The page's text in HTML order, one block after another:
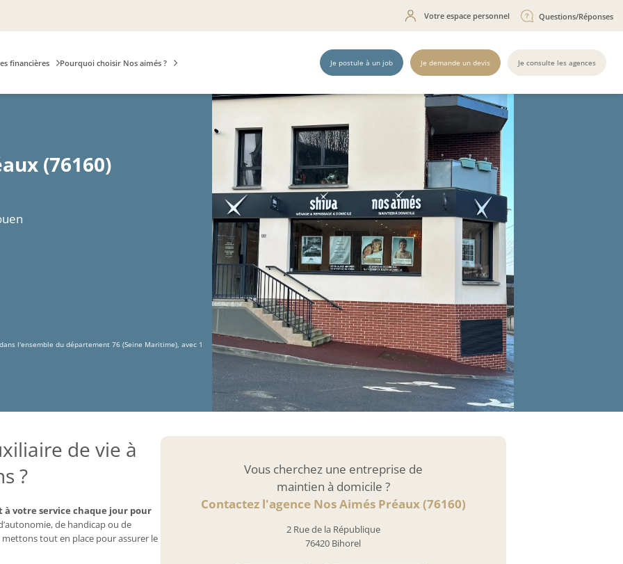
Votre espace personnel Questions/Réponses
financières Pourquoi choisir Nos aimés ? Je postule à un job Je demande un devis Je consulte les agences
(76160)
l'ensemble du département 76 (Seine Maritime), avec 1
de vie à
?
à votre service chaque jour pour
de handicap ou de
tout en place pour assurer le
Vous cherchez une entreprise de
maintien à domicile ?
Contactez l'agence Nos Aimés Préaux (76160)
2 Rue de la République
76420 Bihorel